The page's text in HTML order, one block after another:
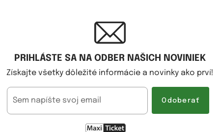
PRIHLÁSTE SA NA ODBER NAŠICH NOVINIEK
Získajte všetky dôležité informácie a novinky ako prví!
Sem napíšte svoj email Odoberať